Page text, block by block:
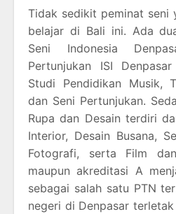
Tidak sedikit peminat seni
belajar di Bali ini. Ada
Seni Indonesia
Pertunjukan ISI
Studi Pendidikan Musik,
dan Seni Pertunjukan.
Rupa dan Desain terdiri
Interior, Desain Busana,
Fotografi, serta Film
maupun akreditasi A
sebagai salah satu PTN
negeri di Denpasar